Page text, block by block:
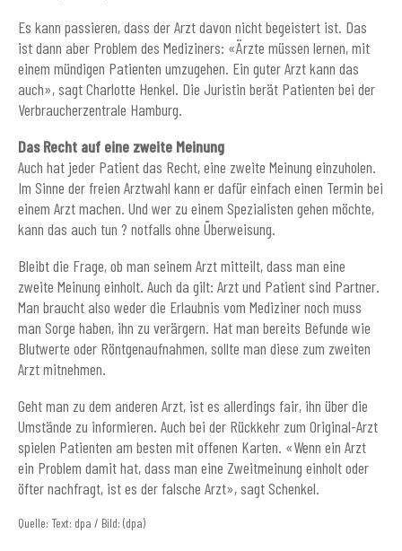
Es kann passieren, dass der Arzt davon nicht begeistert ist. Das
ist dann aber Problem des Mediziners: «Ärzte müssen lernen, mit
einem mündigen Patienten umzugehen. Ein guter Arzt kann das
auch», sagt Charlotte Henkel. Die Juristin berät Patienten bei der
Verbraucherzentrale Hamburg.
Das Recht auf eine zweite Meinung
Auch hat jeder Patient das Recht, eine zweite Meinung einzuholen.
Im Sinne der freien Arztwahl kann er dafür einfach einen Termin bei
einem Arzt machen. Und wer zu einem Spezialisten gehen möchte,
kann das auch tun ? notfalls ohne Überweisung.
Bleibt die Frage, ob man seinem Arzt mitteilt, dass man eine
zweite Meinung einholt. Auch da gilt: Arzt und Patient sind Partner.
Man braucht also weder die Erlaubnis vom Mediziner noch muss
man Sorge haben, ihn zu verärgern. Hat man bereits Befunde wie
Blutwerte oder Röntgenaufnahmen, sollte man diese zum zweiten
Arzt mitnehmen.
Geht man zu dem anderen Arzt, ist es allerdings fair, ihn über die
Umstände zu informieren. Auch bei der Rückkehr zum Original-Arzt
spielen Patienten am besten mit offenen Karten. «Wenn ein Arzt
ein Problem damit hat, dass man eine Zweitmeinung einholt oder
öfter nachfragt, ist es der falsche Arzt», sagt Schenkel.
Quelle: Text: dpa / Bild: (dpa)